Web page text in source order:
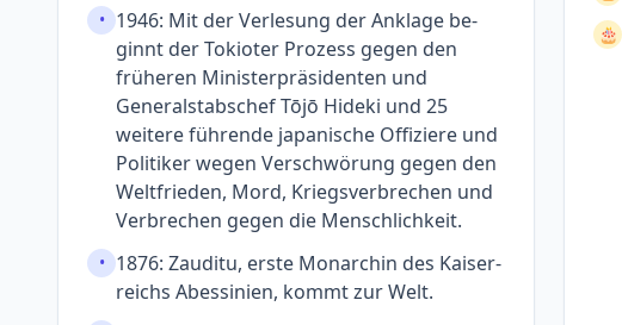
• 1946: Mit der Verlesung der Anklage be­
ginnt der Tokioter Prozess gegen den
früheren Minister­präsi­denten und
General­stabs­chef Tōjō Hideki und 25
weitere führende japa­nische Offiziere und
Politiker wegen Verschwö­rung gegen den
Welt­frieden, Mord, Kriegs­ver­brechen und
Ver­brechen gegen die Mensch­lichkeit.
• 1876: Zauditu, erste Monarchin des Kaiser­
reichs Abessi­nien, kommt zur Welt.
🎂